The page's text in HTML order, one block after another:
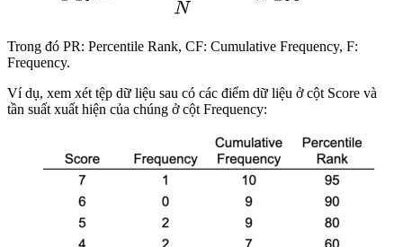
Trong đó PR: Percentile Rank, CF: Cumulative Frequency, F:
Frequency.
Ví dụ, xem xét tệp dữ liệu sau có các điểm dữ liệu ở cột Score và
tần suất xuất hiện của chúng ở cột Frequency: